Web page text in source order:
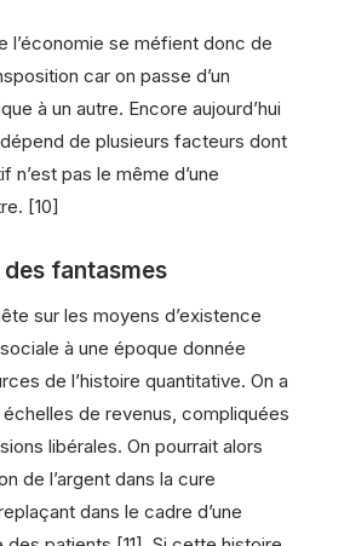
l’économie se méfient donc de
car on passe d’un
à un autre. Encore aujourd’hui
de plusieurs facteurs dont
n’est pas le même d’une
[10]
fantasmes
sur les moyens d’existence
à une époque donnée
de l’histoire quantitative. On a
de revenus, compliquées
libérales. On pourrait alors
de l’argent dans la cure
dans le cadre d’une